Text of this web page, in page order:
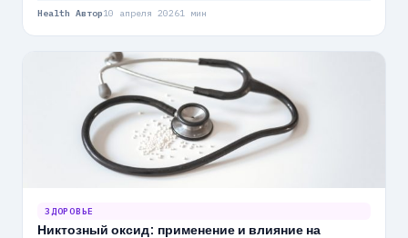
долгосрочных последствиях для здоровья.
Health Автор10 апреля 20261 мин
ЗДОРОВЬЕ
Никтозный оксид: применение и влияние на